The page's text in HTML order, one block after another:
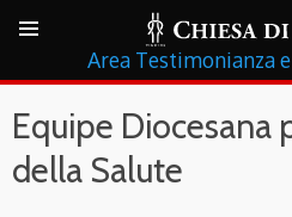
Testimonianza
Equipe Diocesana
della Salute